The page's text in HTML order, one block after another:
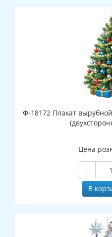
Ф-18172 Плакат
Цена
−
В